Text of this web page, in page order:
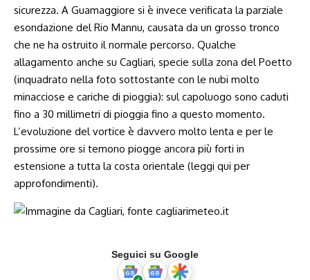
sicurezza. A Guamaggiore si è invece verificata la parziale
esondazione del Rio Mannu, causata da un grosso tronco
che ne ha ostruito il normale percorso. Qualche
allagamento anche su Cagliari, specie sulla zona del Poetto
(inquadrato nella foto sottostante con le nubi molto
minacciose e cariche di pioggia): sul capoluogo sono caduti
fino a 30 millimetri di pioggia fino a questo momento.
L’evoluzione del vortice è davvero molto lenta e per le
prossime ore si temono piogge ancora più forti in
estensione a tutta la costa orientale (leggi qui per
approfondimenti).
Seguici su Google